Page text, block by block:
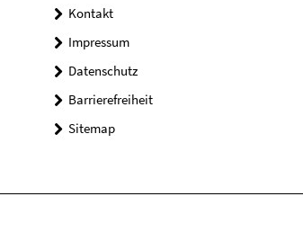
Kontakt
Impressum
Datenschutz
Barrierefreiheit
Sitemap